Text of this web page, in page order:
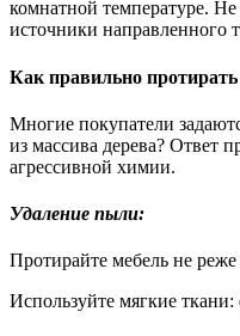
комнатной температуре.
источники направленного
Как правильно протирать
Многие покупатели
из массива дерева? Ответ
агрессивной химии.
Удаление пыли:
Протирайте мебель не
Используйте мягкие